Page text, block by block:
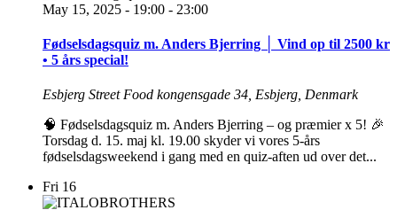
May 15, 2025 - 19:00 - 23:00
Fødselsdagsquiz m. Anders Bjerring │ Vind op til 2500 kr
• 5 års special!
Esbjerg Street Food kongensgade 34, Esbjerg, Denmark
🧠 Fødselsdagsquiz m. Anders Bjerring – og præmier x 5! 🎉
Torsdag d. 15. maj kl. 19.00 skyder vi vores 5-års
fødselsdagsweekend i gang med en quiz-aften ud over det...
Fri 16